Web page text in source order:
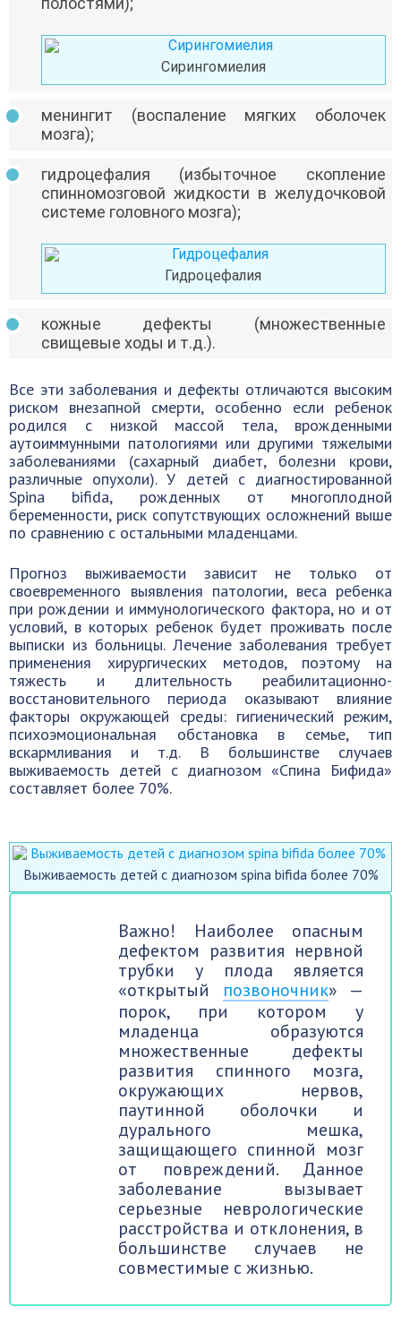
Сирингомиелия
менингит (воспаление мягких оболочек
мозга);
гидроцефалия (избыточное скопление
спинномозговой жидкости в желудочковой
системе головного мозга);
Гидроцефалия
кожные дефекты (множественные
свищевые ходы и т.д.).
Все эти заболевания и дефекты отличаются высоким
риском внезапной смерти, особенно если ребенок
родился с низкой массой тела, врожденными
аутоиммунными патологиями или другими тяжелыми
заболеваниями (сахарный диабет, болезни крови,
различные опухоли). У детей с диагностированной
Spina bifida, рожденных от многоплодной
беременности, риск сопутствующих осложнений выше
по сравнению с остальными младенцами.
Прогноз выживаемости зависит не только от
своевременного выявления патологии, веса ребенка
при рождении и иммунологического фактора, но и от
условий, в которых ребенок будет проживать после
выписки из больницы. Лечение заболевания требует
применения хирургических методов, поэтому на
тяжесть и длительность реабилитационно-
восстановительного периода оказывают влияние
факторы окружающей среды: гигиенический режим,
психоэмоциональная обстановка в семье, тип
вскармливания и т.д. В большинстве случаев
выживаемость детей с диагнозом «Спина Бифида»
составляет более 70%.
Выживаемость детей с диагнозом spina bifida более 70%
Важно! Наиболее опасным
дефектом развития нервной
трубки у плода является
«открытый позвоночник» —
порок, при котором у
младенца образуются
множественные дефекты
развития спинного мозга,
окружающих нервов,
паутинной оболочки и
дурального мешка,
защищающего спинной мозг
от повреждений. Данное
заболевание вызывает
серьезные неврологические
расстройства и отклонения, в
большинстве случаев не
совместимые с жизнью.